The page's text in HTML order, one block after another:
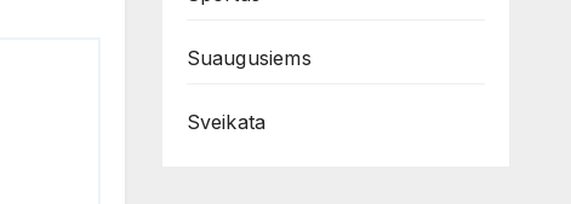
Suaugusiems
Sveikata